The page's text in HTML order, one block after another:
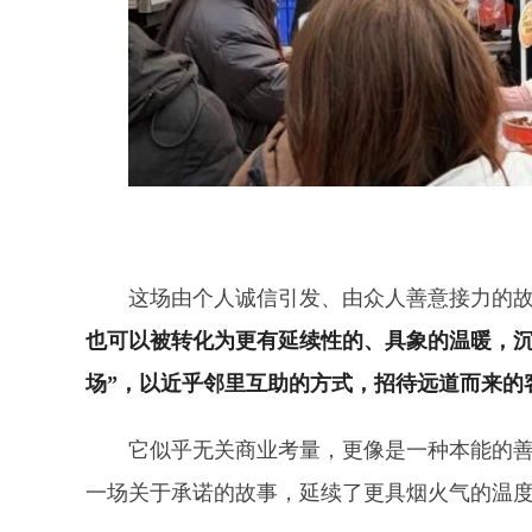
这场由个人诚信引发、由众人善意接力的
也可以被转化为更有延续性的、具象的温暖，
场”，以近乎邻里互助的方式，招待远道而来
它似乎无关商业考量，更像是一种本能的
一场关于承诺的故事，延续了更具烟火气的温